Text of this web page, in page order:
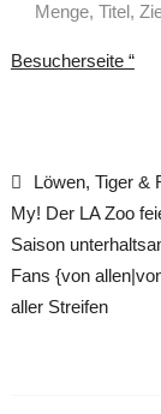
Menge, Titel,
Besucherseite “
Post
Löwen, Tiger &
My! Der LA Zoo
Saison
Fans {von
aller Streifen